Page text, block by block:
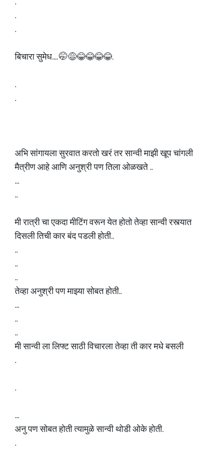
.
.
बिचारा सुमेध.... 🤭😅😂😂😂😂.
.
.
अभि सांगायला सुरवात करतो खरं तर सान्वी माझी खूप चांगली
मैत्रीण आहे आणि अनुश्री पण तिला ओळखते ..
...
..
मी रात्री चा एकदा मीटिंग वरून येत होतो तेव्हा सान्वी रस्त्यात
दिसली तिची कार बंद पडली होती..
..
..
..
तेव्हा अनुश्री पण माझ्या सोबत होती..
...
..
..
मी सान्वी ला लिफ्ट साठी विचारला तेव्हा ती कार मधे बसली
.
.
...
अनु पण सोबत होती त्यामुळे सान्वी थोडी ओके होती.
.